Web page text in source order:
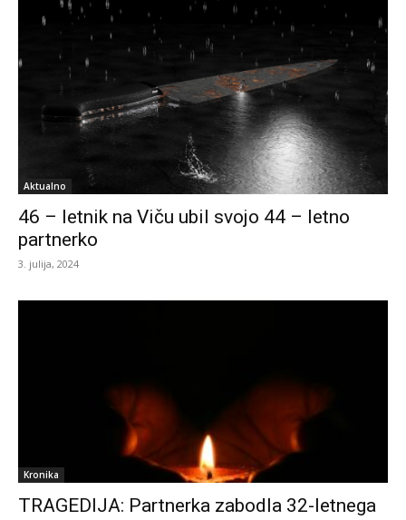
Aktualno
46 – letnik na Viču ubil svojo 44 – letno
partnerko
3. julija, 2024
Kronika
TRAGEDIJA: Partnerka zabodla 32-letnega